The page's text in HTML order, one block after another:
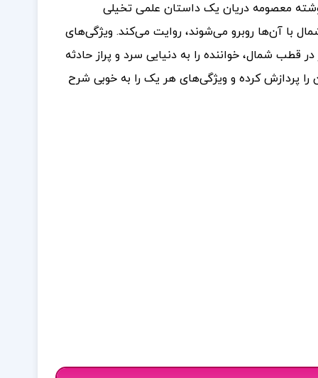
معصومه دریان یک داستان علمی تخیلی
با آن‌ها روبرو می‌شوند، روایت می‌کند. ویژگی‌های
قطب شمال، خواننده را به دنیایی سرد و پراز حادثه
پردازش کرده و ویژگی‌های هر یک را به خوبی شرح